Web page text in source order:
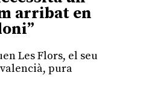
arribat en
Les Flors, el seu
pura